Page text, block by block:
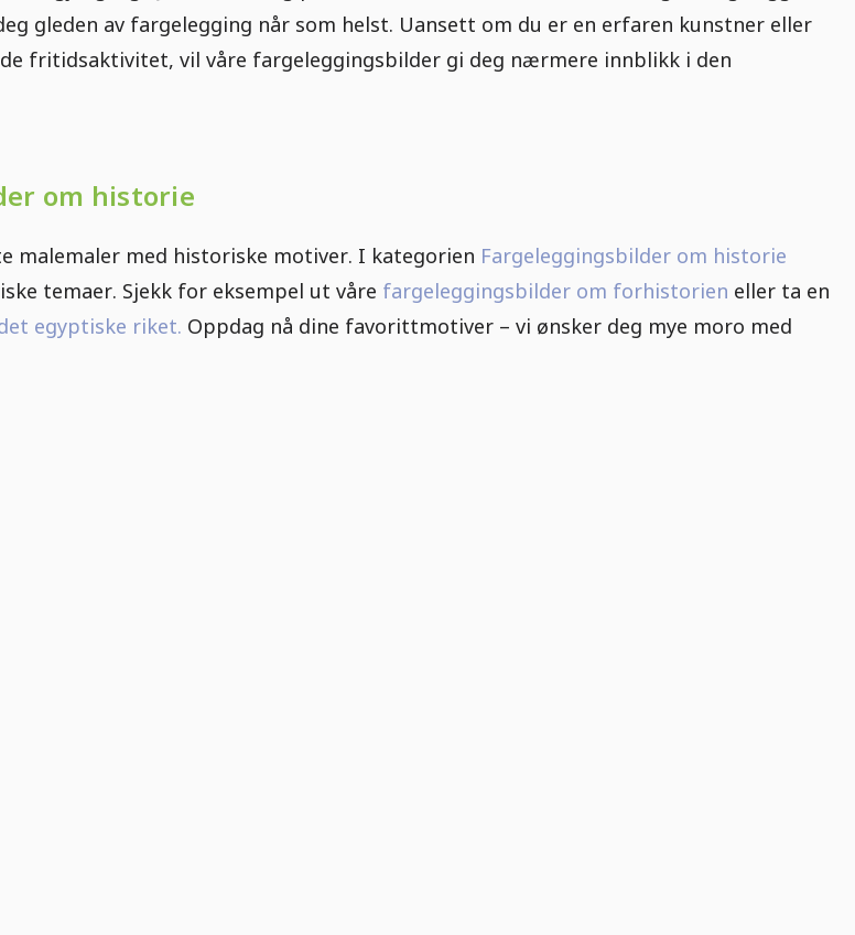
gleden av fargelegging når som helst. Uansett om du er en erfaren kunstner eller
fritidsaktivitet, vil våre fargeleggingsbilder gi deg nærmere innblikk i den
om historie
malemaler med historiske motiver. I kategorien Fargeleggingsbilder om historie
temaer. Sjekk for eksempel ut våre fargeleggingsbilder om forhistorien eller ta en
egyptiske riket. Oppdag nå dine favorittmotiver – vi ønsker deg mye moro med